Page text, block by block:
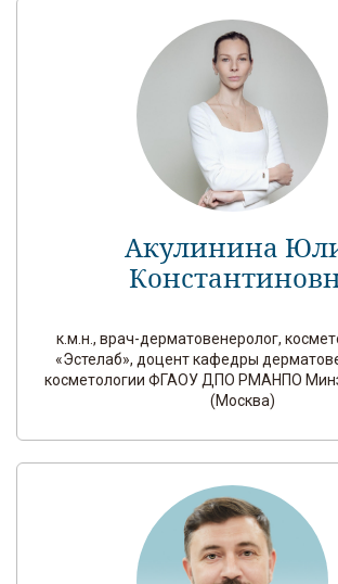
Акулинина
к.м.н., врач-дерматовенеролог,
«Эстелаб», доцент кафедры
косметологии ФГАОУ ДПО РМАНПО
(Москва)